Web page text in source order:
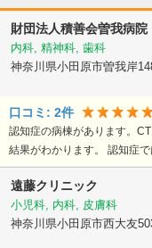
財団法人積善会曽我病院
内科, 精神科, 歯科
神奈川県小田原市曽我岸
口コミ: 2件
認知症の病棟があります。
結果がわかります。 認知症
遠藤クリニック
小児科, 内科, 皮膚科
神奈川県小田原市西大友